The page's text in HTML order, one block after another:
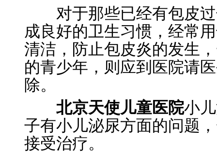
对于那些已经有包皮过
成良好的卫生习惯，经常
清洁，防止包皮炎的发生
的青少年，则应到医院请
除。
北京天使儿童医院小
子有小儿泌尿方面的问题
接受治疗。